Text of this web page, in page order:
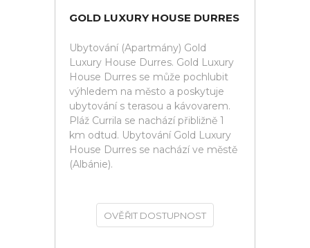
GOLD LUXURY HOUSE DURRES
Ubytování (Apartmány) Gold
Luxury House Durres. Gold Luxury
House Durres se může pochlubit
výhledem na město a poskytuje
ubytování s terasou a kávovarem.
Pláž Currila se nachází přibližně 1
km odtud. Ubytování Gold Luxury
House Durres se nachází ve městě
(Albánie).
OVĚŘIT DOSTUPNOST